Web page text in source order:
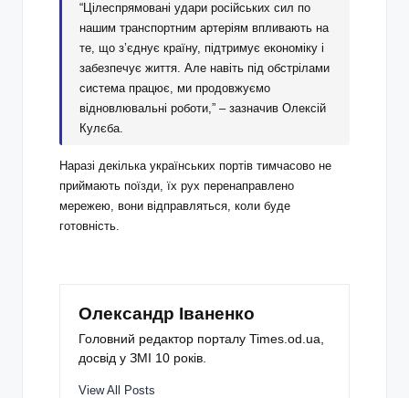
“Цілеспрямовані удари російських сил по
нашим транспортним артеріям впливають на
те, що з’єднує країну, підтримує економіку і
забезпечує життя. Але навіть під обстрілами
система працює, ми продовжуємо
відновлювальні роботи,” – зазначив Олексій
Кулєба.
Наразі декілька українських портів тимчасово не
приймають поїзди, їх рух перенаправлено
мережею, вони відправляться, коли буде
готовність.
Олександр Іваненко
Головний редактор порталу Times.od.ua,
досвід у ЗМІ 10 років.
View All Posts